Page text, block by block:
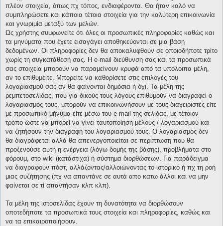
πλέον στοιχεία, όπως πχ τόπος, ενδιαφέροντα. Θα ήταν καλό να
συμπληρώσετε και κάποια τέτοια στοιχεία για την καλύτερη επικοινωνία
και γνωριμία μεταξύ των μελών.
Ως χρήστης συμφωνείτε ότι όλες οι προσωπικές πληροφορίες καθώς και
τα μηνύματα που έχετε εισαγάγει αποθηκεύονται σε μια βάση
δεδομένων. Οι πληροφορίες δεν θα αποκαλυφθούν σε οποιοδήποτε τρίτο
χωρίς τη συγκατάθεσή σας. Η e-mail διεύθυνση σας και τα προσωπικά
σας στοιχεία μπορούν να παραμείνουν κρυφά από τα υπόλοιπα μέλη,
αν το επιθυμείτε. Μπορείτε να καθορίσετε στις επιλογές του
λογαριασμού σας αν θα φαίνονται δημόσια ή όχι. Τα μέλη της
ρεμπετοσελίδας, που για δικούς τους λόγους επιθυμούν να διαγραφεί ο
λογαριασμός τους, μπορούν να επικοινωνήσουν με τους διαχειριστές είτε
με προσωπικό μήνυμα είτε μέσω του e-mail της σελίδας, με τέτοιον
τρόπο ώστε να μπορεί να γίνει ταυτοποίηση μέλους / λογαριασμού και
να ζητήσουν την διαγραφή του λογαριασμού τους. Ο λογαριασμός δεν
θα διαγράφεται αλλά θα απενεργοποιείται σε περίπτωση που θα
προξενούσε αυτή η ενέργεια (λόγω δομής της βάσης), προβλήματα στο
φόρουμ, στο wiki (κατάστιχα) ή σύστημα διορθώσεων. Για παράδειγμα
να διαγραφούν πόστ, αλλάζοντας/αλλοιώνοντας το ιστορικό ή πχ τη ροή
μιας συζήτησης (πχ να απαντάνε σε αυτά απο κατω άλλοι και να μην
φαίνεται σε τί απαντήσαν κλπ κλπ).
Τα μέλη της ιστοσελίδας έχουν τη δυνατότητα να διορθώσουν
οποτεδήποτε τα προσωπικά τους στοιχεία και πληροφορίες, καθώς και
να τα επικαιροποιήσουν.